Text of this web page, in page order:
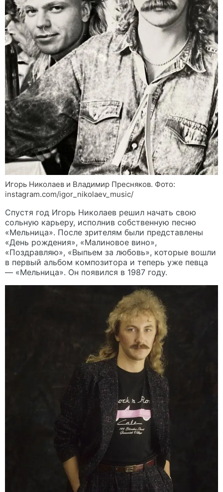
Игорь Николаев и Владимир Пресняков. Фото:
instagram.com/igor_nikolaev_music/
Спустя год Игорь Николаев решил начать свою
сольную карьеру, исполнив собственную песню
«Мельница». После зрителям были представлены
«День рождения», «Малиновое вино»,
«Поздравляю», «Выпьем за любовь», которые вошли
в первый альбом композитора и теперь уже певца
— «Мельница». Он появился в 1987 году.